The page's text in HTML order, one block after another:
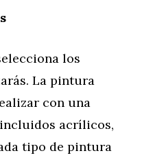
los
La pintura
con una
acrílicos,
tipo de pintura